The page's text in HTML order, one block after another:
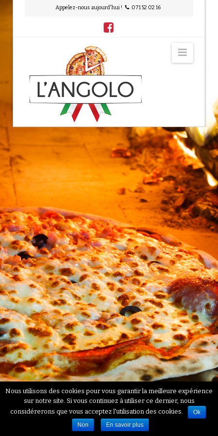
Appelez-nous aujourd'hui ! 071 52 02 16
L'Angolo
Nous utilisons des cookies pour vous garantir la meilleure expérience
sur notre site. Si vous continuez à utiliser ce dernier, nous
considérerons que vous acceptez l'utilisation des cookies.
Ok
Non
En savoir plus